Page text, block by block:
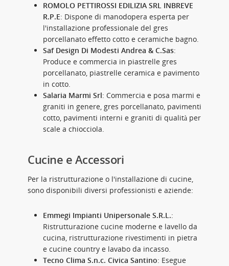
ROMOLO PETTIROSSI EDILIZIA SRL INBREVE
R.P.E: Dispone di manodopera esperta per
l'installazione professionale del gres
porcellanato effetto cotto e ceramiche bagno.
Saf Design Di Modesti Andrea & C.Sas:
Produce e commercia in piastrelle gres
porcellanato, piastrelle ceramica e pavimento
in cotto.
Salaria Marmi Srl: Commercia e posa marmi e
graniti in genere, gres porcellanato, pavimenti
cotto, pavimenti interni e graniti di qualità per
scale a chiocciola.
Cucine e Accessori
Per la ristrutturazione o l'installazione di cucine,
sono disponibili diversi professionisti e aziende:
Emmegi Impianti Unipersonale S.R.L.:
Ristrutturazione cucine moderne e lavello da
cucina, ristrutturazione rivestimenti in pietra
e cucine country e lavabo da incasso.
Tecno Clima S.n.c. Civica Santino: Esegue